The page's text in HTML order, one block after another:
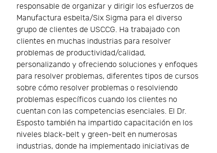
responsable de organizar y dirigir los esfuerzos de
Manufactura esbelta/Six Sigma para el diverso
grupo de clientes de USCCG. Ha trabajado con
clientes en muchas industrias para resolver
problemas de productividad/calidad,
personalizando y ofreciendo soluciones y enfoques
para resolver problemas, diferentes tipos de cursos
sobre cómo resolver problemas o resolviendo
problemas específicos cuando los clientes no
cuentan con las competencias esenciales. El Dr.
Esposto también ha impartido capacitación en los
niveles black-belt y green-belt en numerosas
industrias, donde ha implementado iniciativas de